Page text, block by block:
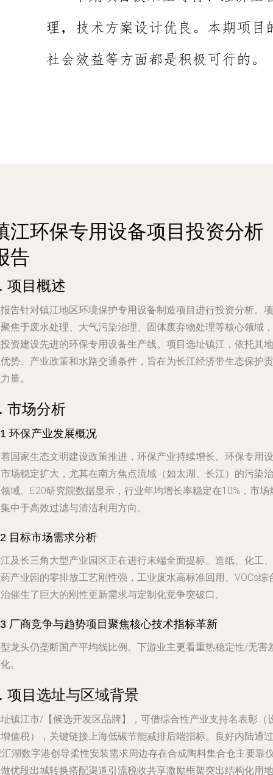
江环保专用设备项目投资分析
告
项目概述
告针对镇江地区环境保护专用设备制造项目进行投资分析。项
焦于废水处理、大气污染治理、固体废弃物处理等核心领域，
资建设先进的环保专用设备生产线。项目选址镇江，依托其地
势、产业政策和水路交通条件，旨在为长江经济带生态保护贡
量。
市场分析
环保产业发展概况
国家生态文明建设政策推进，环保产业持续增长。环保专用设
场稳定扩大，尤其在南方焦点流域（如太湖、长江）的污染治
域。E20研究院数据显示，行业年均增长率稳定在10%，市场
中于高效过滤与清洁利用方向。
目标市场需求分析
及长三角大型产业园区正在进行末端全面提标。造纸、化工、
产业园的零排放工艺刚性强，工业废水高标准回用、VOCs综
催生了巨大的刚性更新需求与定制化竞争突破口。
厂商竞争与趋势项目聚焦核心技术指标革新
龙头仍垄断国产平均线比例。下游业主更看重热稳定性/无害
。
项目选址与区域背景
镇江市/【候选开发区品牌】，可借综合性产业支持名表彰（
值税），关键链接上海低碳节能减排后端指标。良好内陆通过
湖数字港创导柔性安装需求周边存在合成陶料集合仓主要靠
优段出城转换搭配渠道引流税收共享激励框架突出结构化用地